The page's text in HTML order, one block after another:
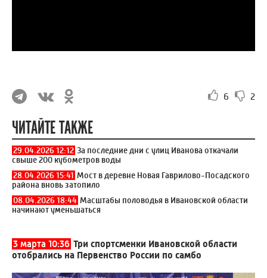
6 2
ЧИТАЙТЕ ТАКЖЕ
29.04.2026 12:12 За последние дни с улиц Иванова откачали
свыше 200 кубометров воды
28.04.2026 15:41 Мост в деревне Новая Гаврилово-Посадского
района вновь затопило
08.04.2026 18:44 Масштабы половодья в Ивановской области
начинают уменьшаться
3 марта 10:36 Три спортсменки Ивановской области
отобрались на Первенство России по самбо